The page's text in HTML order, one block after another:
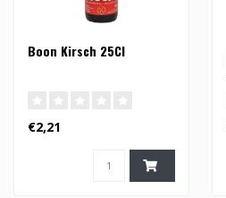
Boon Kirsch 25Cl
€2,21